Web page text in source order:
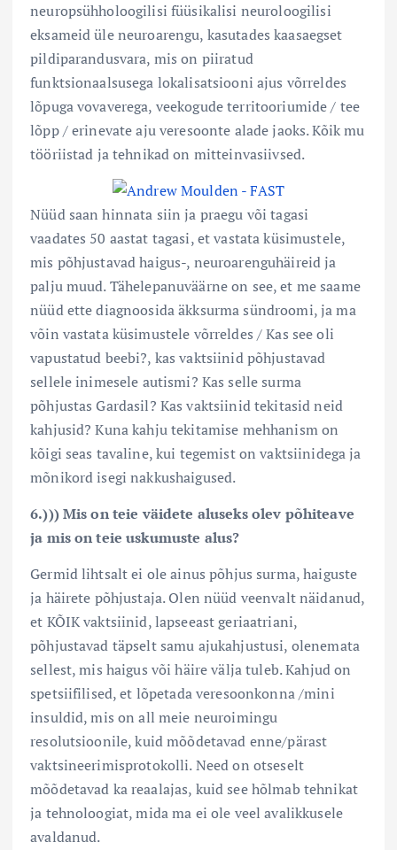
neuropsühholoogilisi füüsikalisi neuroloogilisi
eksameid üle neuroarengu, kasutades kaasaegset
pildiparandusvara, mis on piiratud
funktsionaalsusega lokalisatsiooni ajus võrreldes
lõpuga vovaverega, veekogude territooriumide / tee
lõpp / erinevate aju veresoonte alade jaoks. Kõik mu
tööriistad ja tehnikad on mitteinvasiivsed.
Nüüd saan hinnata siin ja praegu või tagasi
vaadates 50 aastat tagasi, et vastata küsimustele,
mis põhjustavad haigus-, neuroarenguhäireid ja
palju muud. Tähelepanuväärne on see, et me saame
nüüd ette diagnoosida äkksurma sündroomi, ja ma
võin vastata küsimustele võrreldes / Kas see oli
vapustatud beebi?, kas vaktsiinid põhjustavad
sellele inimesele autismi? Kas selle surma
põhjustas Gardasil? Kas vaktsiinid tekitasid neid
kahjusid? Kuna kahju tekitamise mehhanism on
kõigi seas tavaline, kui tegemist on vaktsiinidega ja
mõnikord isegi nakkushaigused.
6.))) Mis on teie väidete aluseks olev põhiteave
ja mis on teie uskumuste alus?
Germid lihtsalt ei ole ainus põhjus surma, haiguste
ja häirete põhjustaja. Olen nüüd veenvalt näidanud,
et KÕIK vaktsiinid, lapseeast geriaatriani,
põhjustavad täpselt samu ajukahjustusi, olenemata
sellest, mis haigus või häire välja tuleb. Kahjud on
spetsiifilised, et lõpetada veresoonkonna /mini
insuldid, mis on all meie neuroimingu
resolutsioonile, kuid mõõdetavad enne/pärast
vaktsineerimisprotokolli. Need on otseselt
mõõdetavad ka reaalajas, kuid see hõlmab tehnikat
ja tehnoloogiat, mida ma ei ole veel avalikkusele
avaldanud.